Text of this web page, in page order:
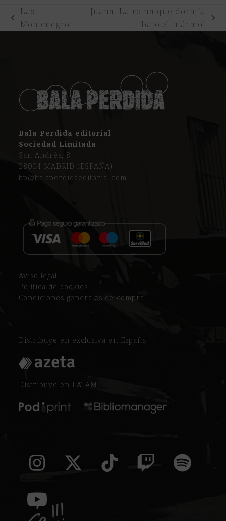
5previous
Las
Montenegro
Juana. La reina que dormía
bajo el mármol
Bala Perdida editorial
Sociedad Limitada
San Andrés, 8
28004 MADRID (ESPAÑA)
bp@balaperdidaeditorial.com
Aviso legal
Política de cookies
Condiciones generales de compra
Distribuye en exclusiva en España:
Distribuye en LATAM:
Instagram
TwitterTiktokTwitch
YouTube